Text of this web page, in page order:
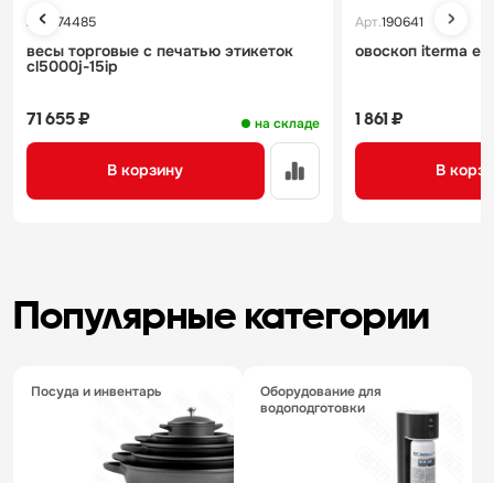
Арт. 174485
весы торговые с печатью этикеток
cl5000j-15ip
на складе
71 655 ₽
В корзину
Арт.190641
овоскоп iterma
1 861 ₽
В
Популярные категории
посуда и инвентарь
оборудование для
водоподготовки